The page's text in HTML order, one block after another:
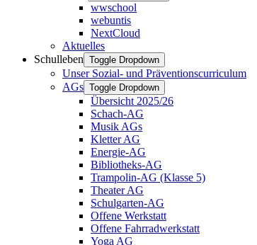
wwschool
webuntis
NextCloud
Aktuelles
Schulleben Toggle Dropdown
Unser Sozial- und Präventionscurriculum
AGs Toggle Dropdown
Übersicht 2025/26
Schach-AG
Musik AGs
Kletter AG
Energie-AG
Bibliotheks-AG
Trampolin-AG (Klasse 5)
Theater AG
Schulgarten-AG
Offene Werkstatt
Offene Fahrradwerkstatt
Yoga AG